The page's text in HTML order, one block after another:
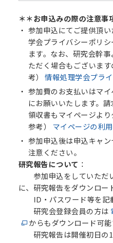
＊＊お申込みの際の注意事
参加申込にてご提供頂
学会プライバシーポリ
ます。なお、研究会幹
ただく場合もございま
考）情報処理学会プラ
参加費のお支払いはマ
にお願いいたします。
領収書もマイページより
参考） マイページの利
参加申込後は申込キャ
注意ください。
研究報告について ：
参加申込をしていただ
に、研究報告をダウンロー
ID・パスワード等を記
研究会登録会員の方は
からもダウンロード可能
研究報告は開催初日の1